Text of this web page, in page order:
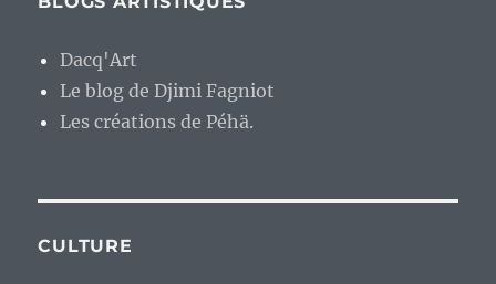
Dacq'Art
Le blog de Djimi Fagniot
Les créations de Péhä.
CULTURE